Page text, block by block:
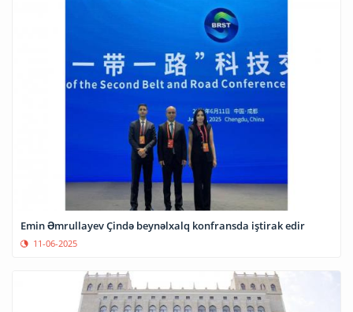
Emin Əmrullayev Çində beynəlxalq konfransda iştirak edir
11-06-2025